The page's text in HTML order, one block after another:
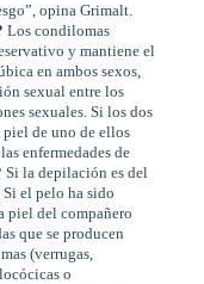
opina Grimalt.
Los condilomas
y mantiene el
en ambos sexos,
sexual entre los
sexuales. Si los dos
piel de uno de ellos
enfermedades de
Si la depilación es del
el pelo ha sido
piel del compañero
que se producen
(verrugas,
o